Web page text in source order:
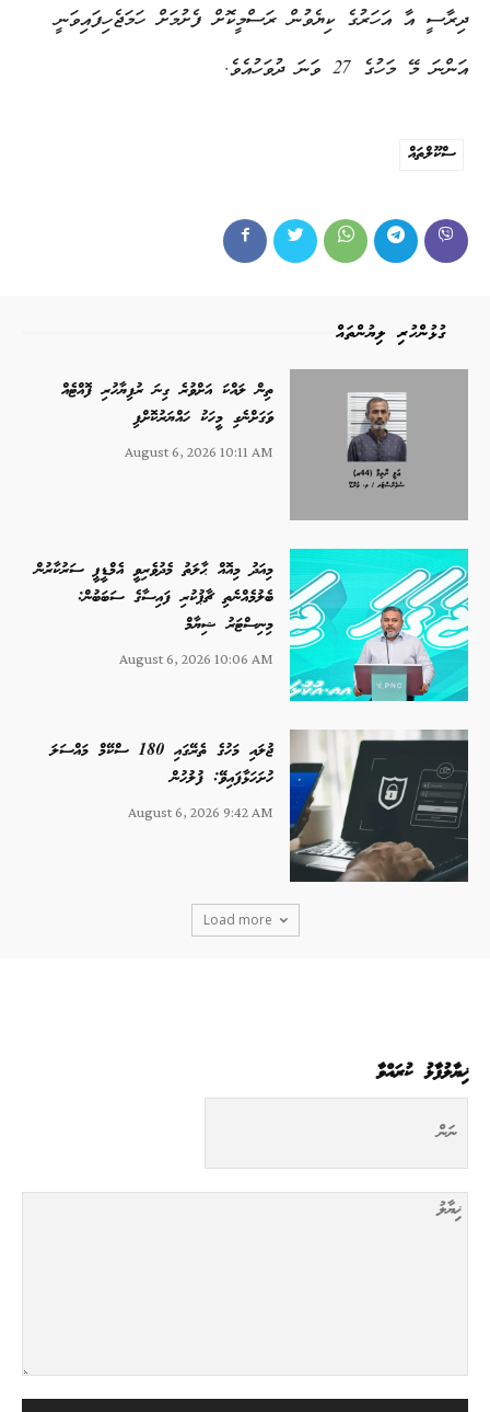
ދިރާސީ އާ އަހަރުގެ ކިޔެވުން ރަސްމީކޮށް ފެށުމަށް ހަމަޖެހިފައިވަނީ
އަންނަ މޭ މަހުގެ 27 ވަނަ ދުވަހުއެވެ.
ސްކޫލްތައް
ގުޅުންހުރި ލިޔުންތައް
ތިން ލައްކަ އަށްވުރެ ގިނަ ރުފިޔާހުރި ފޮއްޓެއް
ވަގަށްނެގި މީހަކު ހައްޔަރުކޮށްފި
August 6, 2026 10:11 AM
މިއަދު މިއޮއް ޙާލަތު މެދުވެރިވީ އެމްޑީޕީ ސަރުކާރުން
ބެލުމެއްނެތި ޗާޕުކުރި ފައިސާގެ ސަބަބުން:
މިނިސްޓަރު ޝިޔާމް
August 6, 2026 10:06 AM
ޖުލައި މަހުގެ ތެރޭގައި 180 ސްކޭމް މައްސަލަ
ހުށަހަޅާފައިވޭ: ފުލުހުން
August 6, 2026 9:42 AM
Load more
ޚިޔާލުފާޅު ކުރައްވާ